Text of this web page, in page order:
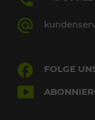
FOLGE